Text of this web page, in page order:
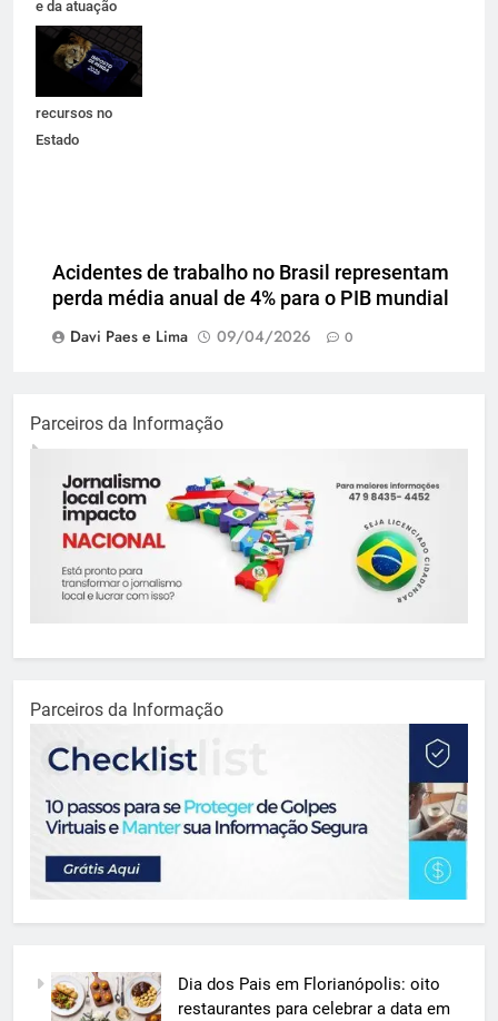
e da atuação
técnica que
garante
permanência de
recursos no
Estado
Acidentes de trabalho no Brasil representam
perda média anual de 4% para o PIB mundial
Davi Paes e Lima
09/04/2026 0
Parceiros da Informação
Parceiros da Informação
Dia dos Pais em Florianópolis: oito
restaurantes para celebrar a data em